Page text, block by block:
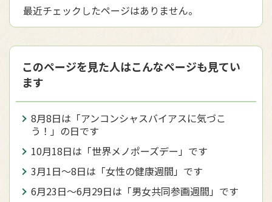
最近チェックしたページはありません。
このページを見た人はこんなページも見てい
ます
8月8日は「アンコンシャスバイアスに気づこ
う！」の日です
10月18日は「世界メノポーズデー」です
3月1日〜8日は「女性の健康週間」です
6月23日～6月29日は「男女共同参画週間」です